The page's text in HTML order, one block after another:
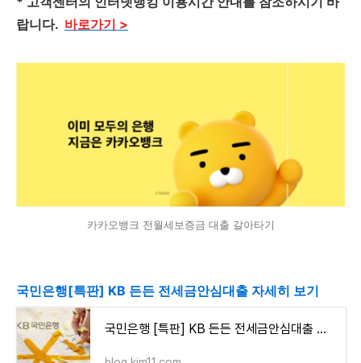
랍니다. 바로가기 >
카카오뱅크 전월세보증금 대출 갈아타기
국민은행[특판] KB 든든 전세금안심대출 자세히 보기
국민은행 [특판] KB 든든 전세금안심대출 자격조건 알아보고 신청하기(최고 4억원까지)